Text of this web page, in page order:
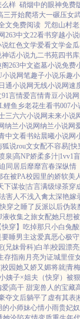
么样 硝烟中的眼神免费
三开始爬塔大一碾压女
文免费阅读 咒怨山村
263中文22看书穿越小说
说红色文学爱看文学金
神话小说九二书苑四书库
263中文盗墓小说免费
小说网笔趣子小说乐趣
日通小说网无线小说网速
91言情爱言情青豆小说网
鲤鱼乡老花生看书007小
三六六小说网未来小说
纳兰小说网纳兰小说网
中文看书站晨曦小说网
狐说rou文女配不容易[快
泉|高NP娇柔多汁|1vv1
同居后靡靡宫春深纵情
在被PA校园里的娇软美
下谋妆|古言满级绿茶穿
害人不浅入禽太深艳嫁
快穿之睡了反派以后伪装
液收集之旅女配她只想
快穿】吃掉那只小白兔
要睡男主这爱真恶心极
(兄妹骨科)白羊|校园漂
存指南月亮为证城里侄
园她又娇又媚将就|青
姨子×姐夫 （快穿）被
爱|高干 甜宠兽人的宝藏
夺文后躺平了 虚有其表|
的小师妹心情小雨贵妃奴